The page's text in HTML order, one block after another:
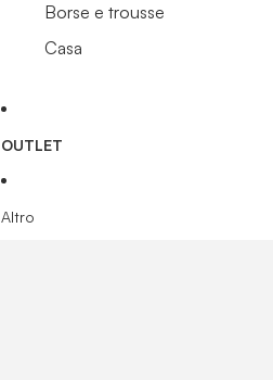
Borse e trousse
Casa
OUTLET
Altro